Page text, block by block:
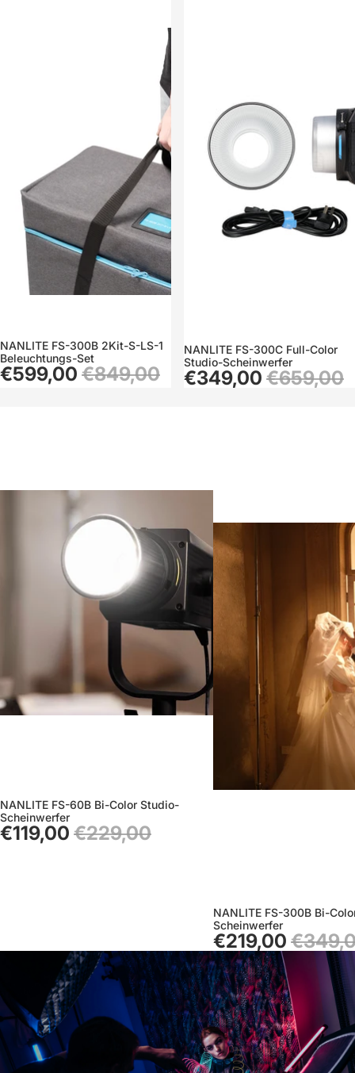
Sale
NANLITE FS-300B 2Kit-S-LS-1
Beleuchtungs-Set
€599,00 €849,00
Sale
NANLITE FS-300C Full-Color
Studio-Scheinwerfer
€349,00 €659,00
Sale
NANLITE FS-60B Bi-Color Studio-
Scheinwerfer
€119,00 €229,00
Sale
NANLITE FS-300B Bi-
Scheinwerfer
€219,00